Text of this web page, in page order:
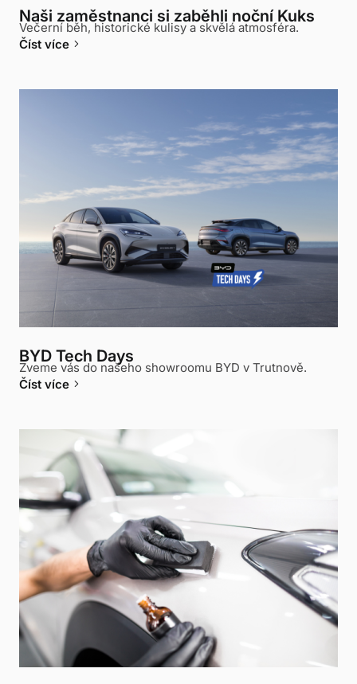
Naši zaměstnanci si zaběhli noční Kuks
Večerní běh, historické kulisy a skvělá atmosféra.
Číst více keyboard_arrow_right
BYD Tech Days
Zveme vás do našeho showroomu BYD v Trutnově.
Číst více keyboard_arrow_right